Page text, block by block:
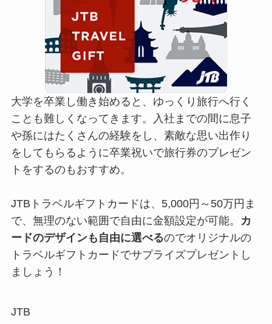
大学を卒業し働き始めると、ゆっくり旅行へ行く
ことも難しくなってきます。入社までの間に息子
や孫にはたくさんの経験をし、素敵な思い出作り
をしてもらるように卒業祝いで旅行券のプレゼン
トをするのもおすすめ。
JTBトラベルギフトカードは、5,000円～50万円ま
で、無理のない範囲で自由に金額設定が可能。
カ
ードのデザインも自由に選べるのでオリジナルの
トラベルギフトカードでサプライズプレゼントし
ましょう！
JTB